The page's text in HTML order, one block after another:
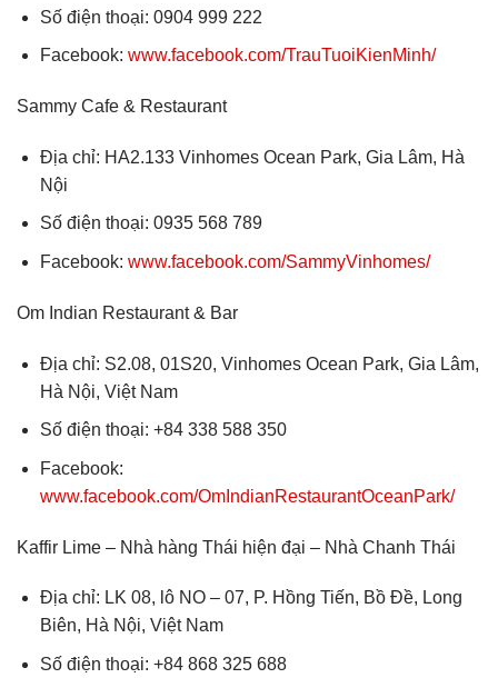
Số điện thoại: 0904 999 222
Facebook: www.facebook.com/TrauTuoiKienMinh/
Sammy Cafe & Restaurant
Địa chỉ: HA2.133 Vinhomes Ocean Park, Gia Lâm, Hà
Nội
Số điện thoại: 0935 568 789
Facebook: www.facebook.com/SammyVinhomes/
Om Indian Restaurant & Bar
Địa chỉ: S2.08, 01S20, Vinhomes Ocean Park, Gia Lâm,
Hà Nội, Việt Nam
Số điện thoại: +84 338 588 350
Facebook:
www.facebook.com/OmIndianRestaurantOceanPark/
Kaffir Lime – Nhà hàng Thái hiện đại – Nhà Chanh Thái
Địa chỉ: LK 08, lô NO – 07, P. Hồng Tiến, Bồ Đề, Long
Biên, Hà Nội, Việt Nam
Số điện thoại: +84 868 325 688